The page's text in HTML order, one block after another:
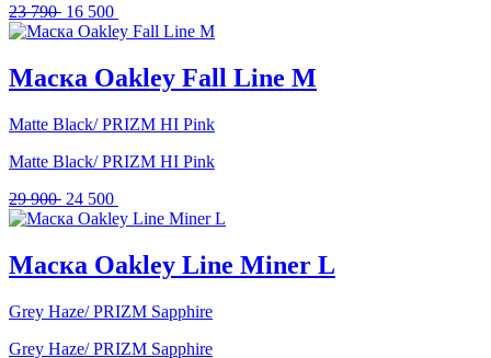
23 790 Первоначальная
цена
790 .
16 500
цена:
500 .
Маска Oakley Fall Line M
Matte Black/ PRIZM HI Pink
Matte Black/ PRIZM HI Pink
29 900 Первоначальная
цена
900 .
24 500
цена:
500 .
Маска Oakley Line Miner L
Grey Haze/ PRIZM Sapphire
Grey Haze/ PRIZM Sapphire